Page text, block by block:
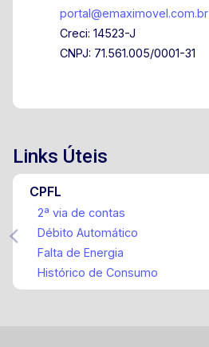
portal@emaximovel.com.br
Creci: 14523-J
CNPJ: 71.561.005/0001-31
Links Úteis
CPFL
2ª via de contas
Débito Automático
Falta de Energia
Histórico de Consumo